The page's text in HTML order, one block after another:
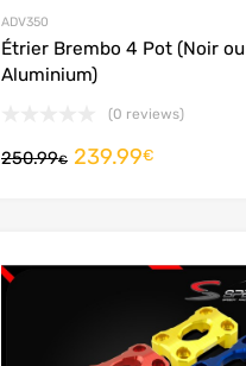
ADV350
Étrier Brembo 4 Pot (Noir ou
Aluminium)
(0 reviews)
250.99€ 239.99€